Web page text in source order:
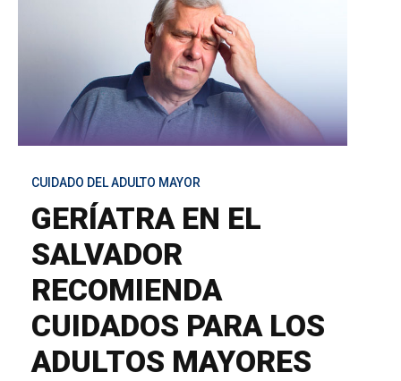
CUIDADO DEL ADULTO MAYOR
GERÍATRA EN EL
SALVADOR
RECOMIENDA
CUIDADOS PARA LOS
ADULTOS MAYORES